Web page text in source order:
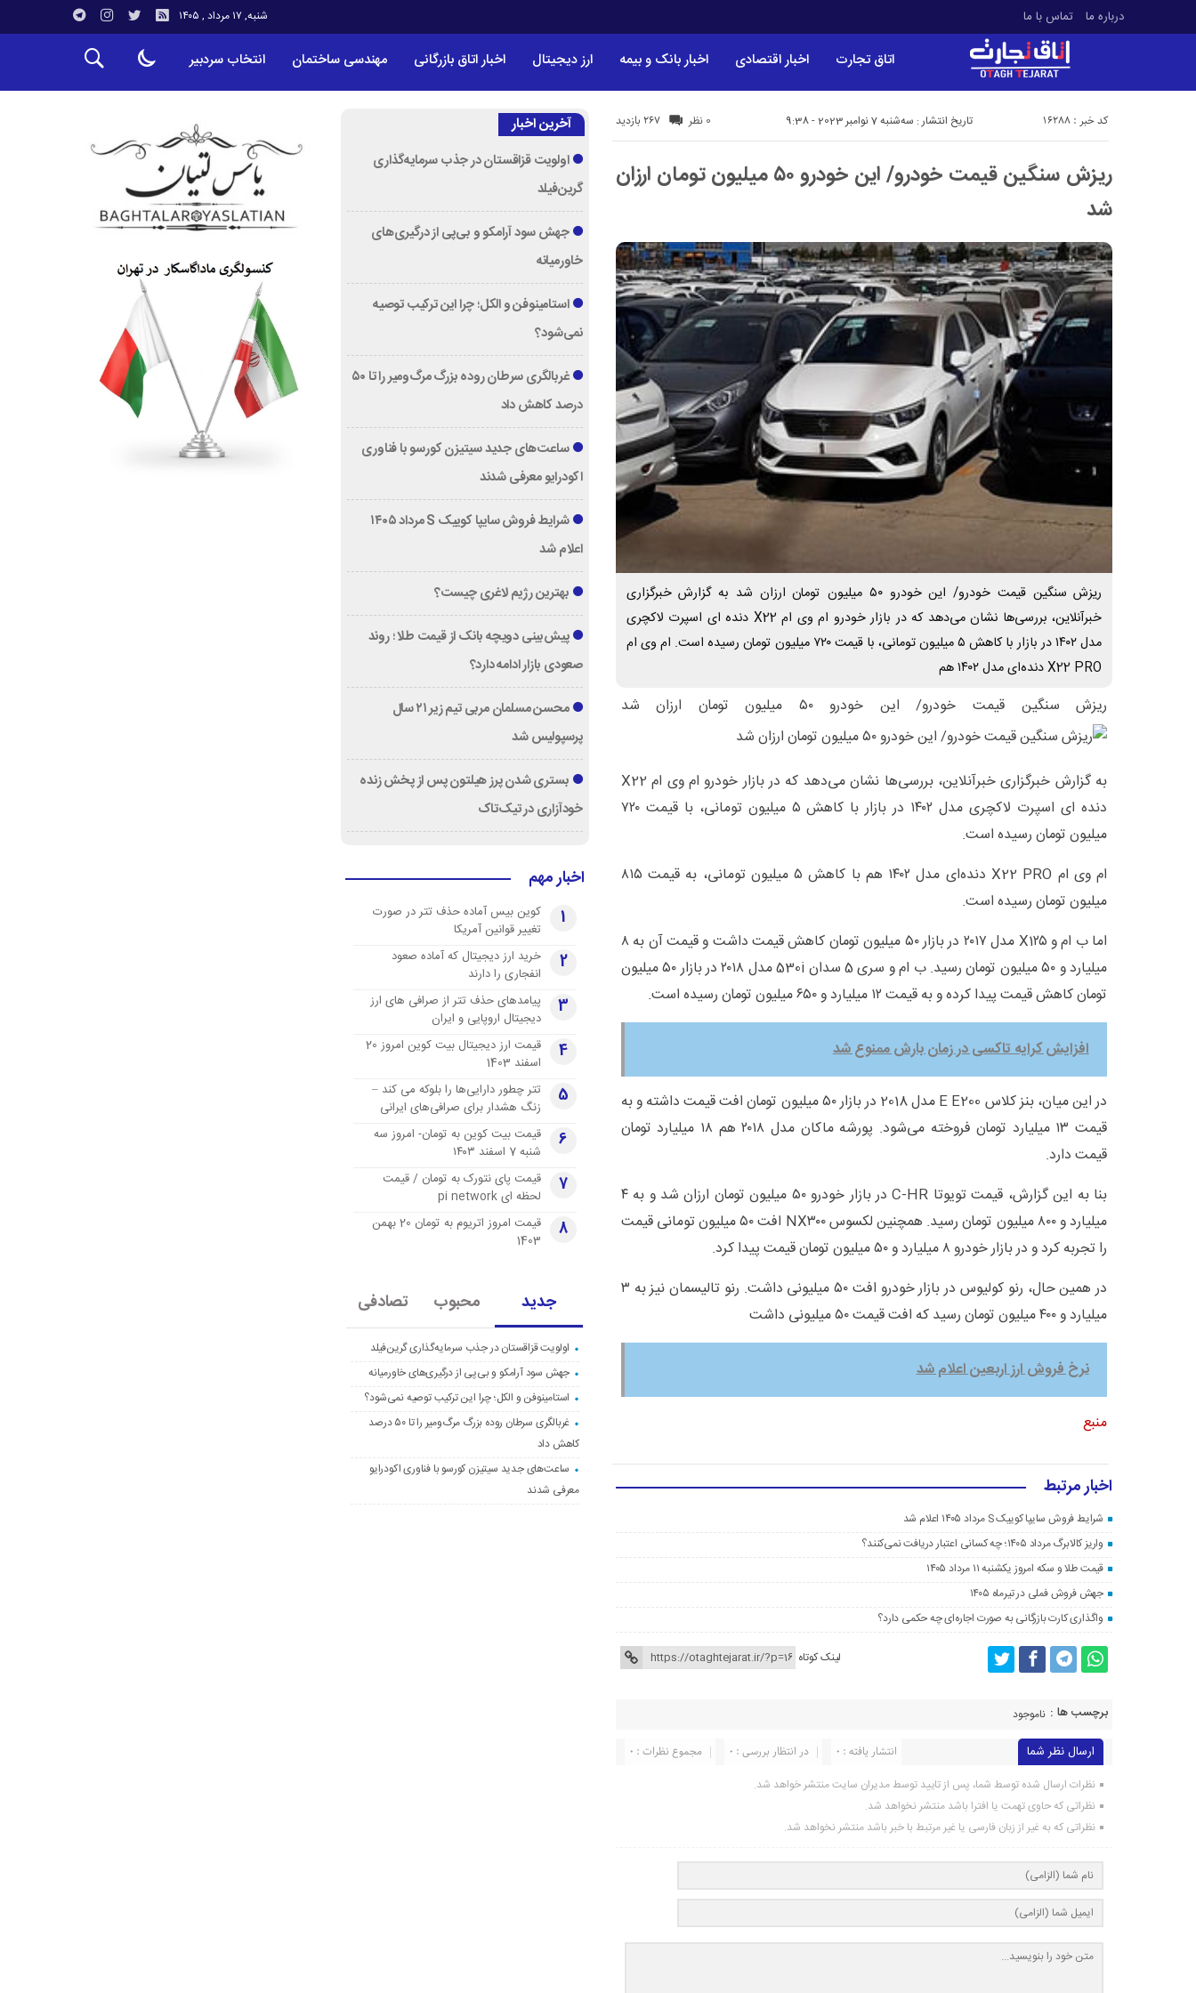
درباره ما تماس با ما شنبه, ۱۷ مرداد , ۱۴۰۵
اتاق تجارت اخبار اقتصادی اخبار بانک و بیمه ارز دیجیتال اخبار اتاق بازرگانی مهندسی ساختمان انتخاب سردبیر
تاریخ انتشار : سه‌شنبه 7 نوامبر 2023 - 9:38 267 بازدید کد خبر : 16288 0 نظر
ریزش سنگین قیمت خودرو/ این خودرو ۵۰ میلیون تومان ارزان
شد
ریزش سنگین قیمت خودرو/ این خودرو ۵۰ میلیون تومان ارزان شد به گزارش خبرگزاری
خبرآنلاین، بررسی‌ها نشان می‌دهد که در بازار خودرو ام وی ام X22 دنده ای اسپرت لاکچری
مدل ۱۴۰۲ در بازار با کاهش ۵ میلیون تومانی، با قیمت ۷۲۰ میلیون تومان رسیده است. ام وی ام
X22 PRO دنده‌ای مدل ۱۴۰۲ هم
ریزش سنگین قیمت خودرو/ این خودرو ۵۰ میلیون تومان ارزان شد
به گزارش خبرگزاری خبرآنلاین، بررسی‌ها نشان می‌دهد که در بازار خودرو ام وی ام X22
دنده ای اسپرت لاکچری مدل ۱۴۰۲ در بازار با کاهش ۵ میلیون تومانی، با قیمت ۷۲۰
میلیون تومان رسیده است.
ام وی ام X22 PRO دنده‌ای مدل ۱۴۰۲ هم با کاهش ۵ میلیون تومانی، به قیمت ۸۱۵
میلیون تومان رسیده است.
اما ب ام و X1۲۵ مدل ۲۰۱۷ در بازار ۵۰ میلیون تومان کاهش قیمت داشت و قیمت آن به ۸
میلیارد و ۵۰ میلیون تومان رسید. ب ام و سری 5 سدان 530i مدل ۲۰۱۸ در بازار ۵۰ میلیون
تومان کاهش قیمت پیدا کرده و به قیمت ۱۲ میلیارد و ۶۵۰ میلیون تومان رسیده است.
افزایش کرایه تاکسی در زمان بارش ممنوع شد
در این میان، بنز کلاس E E200 مدل 2018 در بازار ۵۰ میلیون تومان افت قیمت داشته و به
قیمت ۱۳ میلیارد تومان فروخته می‌شود. پورشه ماکان مدل ۲۰۱۸ هم ۱۸ میلیارد تومان
قیمت دارد.
بنا به این گزارش، قیمت تویوتا C-HR در بازار خودرو ۵۰ میلیون تومان ارزان شد و به ۴
میلیارد و ۸۰۰ میلیون تومان رسید. همچنین لکسوس NX۳۰۰ افت ۵۰ میلیون تومانی قیمت
را تجربه کرد و در بازار خودرو ۸ میلیارد و ۵۰ میلیون تومان قیمت پیدا کرد.
در همین حال، رنو کولیوس در بازار خودرو افت ۵۰ میلیونی داشت. رنو تالیسمان نیز به ۳
میلیارد و ۴۰۰ میلیون تومان رسید که افت قیمت ۵۰ میلیونی داشت
نرخ فروش ارز اربعین اعلام شد
منبع
اخبار مرتبط
شرایط فروش سایپا کوییک S مرداد ۱۴۰۵ اعلام شد
واریز کالابرگ مرداد ۱۴۰۵؛ چه کسانی اعتبار دریافت نمی‌کنند؟
قیمت طلا و سکه امروز یکشنبه ۱۱ مرداد ۱۴۰۵
جهش فروش فملی در تیرماه ۱۴۰۵
واگذاری کارت بازرگانی به صورت اجاره‌ای چه حکمی دارد؟
لینک کوتاه
برچسب ها : ناموجود
ارسال نظر شما مجموع نظرات : 0 در انتظار بررسی : 0 انتشار یافته : 0
نظرات ارسال شده توسط شما، پس از تایید توسط مدیران سایت منتشر خواهد شد.
نظراتی که حاوی تهمت یا افترا باشد منتشر نخواهد شد.
نظراتی که به غیر از زبان فارسی یا غیر مرتبط با خبر باشد منتشر نخواهد شد.
آخرین اخبار
اولویت قزاقستان در جذب سرمایه‌گذاری
گرین‌فیلد
جهش سود آرامکو و بی‌پی از درگیری‌های
خاورمیانه
استامینوفن و الکل؛ چرا این ترکیب توصیه
نمی‌شود؟
غربالگری سرطان روده بزرگ مرگ‌ومیر را تا ۵۰
درصد کاهش داد
ساعت‌های جدید سیتیزن کورسو با فناوری
اکودرایو معرفی شدند
شرایط فروش سایپا کوییک S مرداد ۱۴۰۵
اعلام شد
بهترین رژیم لاغری چیست؟
پیش‌بینی دویچه‌ بانک از قیمت طلا ؛ روند
صعودی بازار ادامه دارد؟
محسن مسلمان مربی تیم زیر ۲۱ سال
پرسپولیس شد
بستری شدن پرز هیلتون پس از پخش زنده
خودآزاری در تیک‌تاک
اخبار مهم
1
کوین بیس آماده حذف تتر در صورت
تغییر قوانین آمریکا
2
خرید ارز دیجیتال که آماده صعود
انفجاری را دارند
3
پیامدهای حذف تتر از صرافی های ارز
دیجیتال اروپایی و ایران
4
قیمت ارز دیجیتال بیت کوین امروز 20
اسفند 1403
5
تتر چطور دارایی‌ها را بلوکه می کند –
زنگ هشدار برای صرافی‌های ایرانی
6
قیمت بیت کوین به تومان- امروز سه
شنبه 7 اسفند ۱۴۰۳
7
قیمت پای نتورک به تومان / قیمت
لحظه ای pi network
8
قیمت امروز اتریوم به تومان 20 بهمن
1403
جدید محبوب تصادفی
اولویت قزاقستان در جذب سرمایه‌گذاری گرین‌فیلد
جهش سود آرامکو و بی‌پی از درگیری‌های خاورمیانه
استامینوفن و الکل؛ چرا این ترکیب توصیه نمی‌شود؟
غربالگری سرطان روده بزرگ مرگ‌ومیر را تا ۵۰ درصد
کاهش داد
ساعت‌های جدید سیتیزن کورسو با فناوری اکودرایو
معرفی شدند